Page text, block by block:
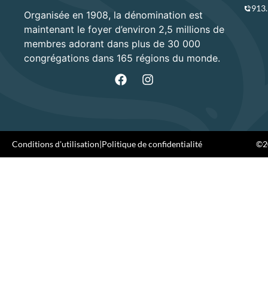
Organisée en 1908, la dénomination est
maintenant le foyer d’environ 2,5 millions de
membres adorant dans plus de 30 000
congrégations dans 165 régions du monde.
Conditions d'utilisation|Politique de confidentialité